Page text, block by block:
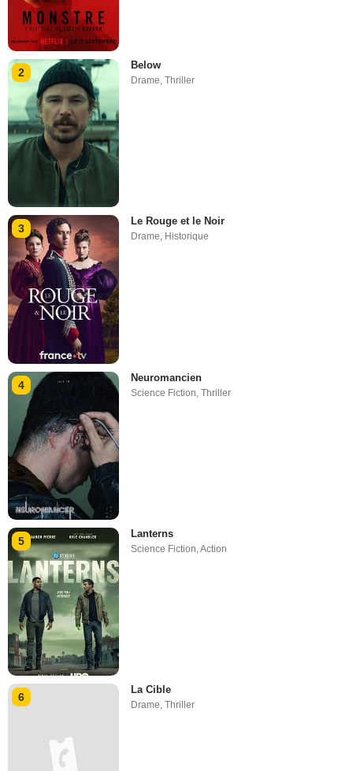
2
Below
Drame,Thriller
3
Le Rouge et le Noir
Drame, Historique
4
Neuromancien
Science Fiction ,Thriller
5
Lanterns
Science Fiction,Action
6
La Cible
Drame,Thriller